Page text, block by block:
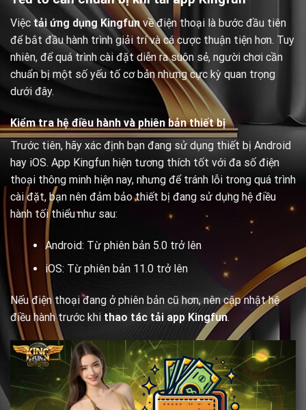
Việc tải ứng dụng Kingfunvề điện thoại là bước đầu tiên
để bắt đầu hành trình giải trí và cá cược thuận tiện hơn. Tuy
nhiên, để quá trình cài đặt diễn ra suôn sẻ, người chơi cần
chuẩn bị một số yếu tố cơ bản nhưng cực kỳ quan trọng
dưới đây.
Kiểm tra hệ điều hành và phiên bản thiết bị
Trước tiên, hãy xác định bạn đang sử dụng thiết bị Android
hay iOS. App Kingfun hiện tương thích tốt với đa số điện
thoại thông minh hiện nay, nhưng để tránh lỗi trong quá trình
cài đặt, bạn nên đảm bảo thiết bị đang sử dụng hệ điều
hành tối thiểu như sau:
Android: Từ phiên bản 5.0 trở lên
iOS: Từ phiên bản 11.0 trở lên
Nếu điện thoại đang ở phiên bản cũ hơn, nên cập nhật hệ
điều hành trước khi thao tác tải app Kingfun.